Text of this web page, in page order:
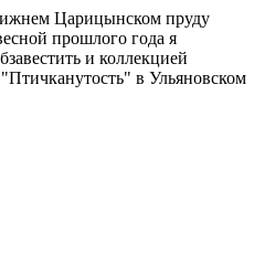
Царицынском пруду
прошлого года я
и коллекцией
в Ульяновском